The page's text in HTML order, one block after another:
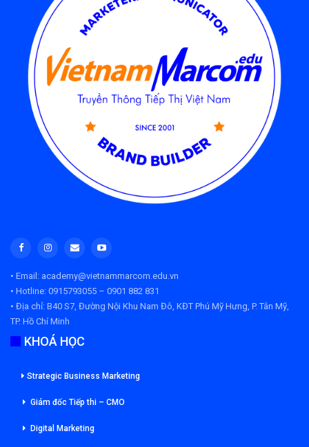
• Email: academy@vietnammarcom.edu.vn
• Hotline: 0915793055 – 0901 882 831
• Địa chỉ: B40 S7, Đường Nội Khu Nam Đô, KĐT Phú Mỹ Hưng, P. Tân Mỹ,
TP. Hồ Chí Minh
KHOÁ HỌC
Strategic Business Marketing
Giám đốc Tiếp thi – CMO
Digital Marketing